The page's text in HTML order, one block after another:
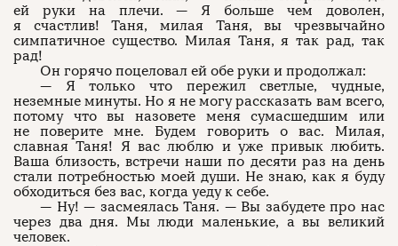
ей руки на плечи. — Я больше чем доволен,
я счастлив! Таня, милая Таня, вы чрезвычайно
симпатичное существо. Милая Таня, я так рад, так
рад!
Он горячо поцеловал ей обе руки и продолжал:
— Я только что пережил светлые, чудные,
неземные минуты. Но я не могу рассказать вам всего,
потому что вы назовете меня сумасшедшим или
не поверите мне. Будем говорить о вас. Милая,
славная Таня! Я вас люблю и уже привык любить.
Ваша близость, встречи наши по десяти раз на день
стали потребностью моей души. Не знаю, как я буду
обходиться без вас, когда уеду к себе.
— Ну! — засмеялась Таня. — Вы забудете про нас
через два дня. Мы люди маленькие, а вы великий
человек.